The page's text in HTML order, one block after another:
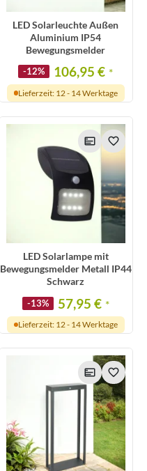
LED Solarleuchte Außen
Aluminium IP54
Bewegungsmelder
-12% 106,95 € *
Lieferzeit: 12 - 14 Werktage
LED Solarlampe mit
Bewegungsmelder Metall IP44
Schwarz
-13% 57,95 € *
Lieferzeit: 12 - 14 Werktage